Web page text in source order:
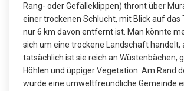
Rang- oder Gefälleklippen) thront über
einer trockenen Schlucht, mit Blick auf das
nur 6 km davon entfernt ist. Man könnte
sich um eine trockene Landschaft handelt,
tatsächlich ist sie reich an Wüstenbächen,
Höhlen und üppiger Vegetation. Am Rand
wurde eine umweltfreundliche Gemeinde